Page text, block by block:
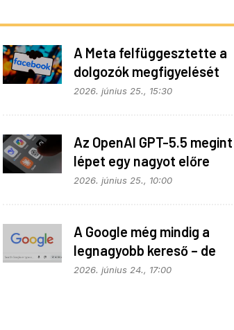
A Meta felfüggesztette a
dolgozók megfigyelését
2026. június 25., 15:30
Az OpenAI GPT-5.5 megint
lépet egy nagyot előre
2026. június 25., 10:00
A Google még mindig a
legnagyobb kereső – de
vajon a legjobb is?
2026. június 24., 17:00